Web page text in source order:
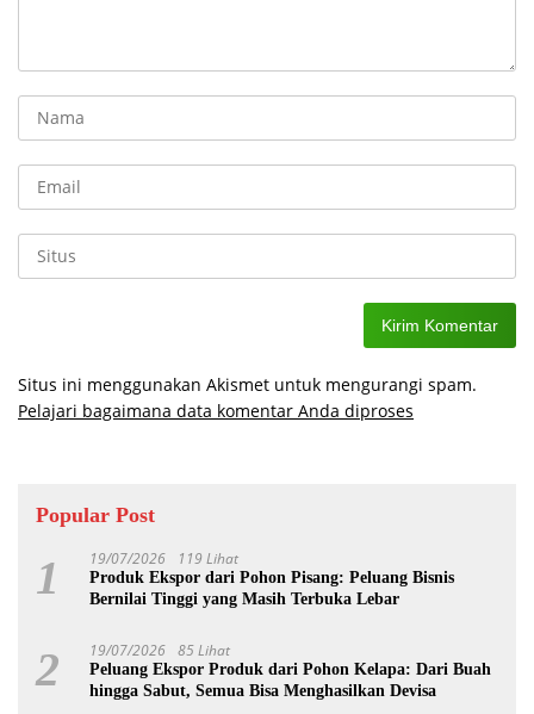
Situs ini menggunakan Akismet untuk mengurangi spam.
Pelajari bagaimana data komentar Anda diproses
Popular Post
1 19/07/2026 119 Lihat
Produk Ekspor dari Pohon Pisang: Peluang Bisnis
Bernilai Tinggi yang Masih Terbuka Lebar
2 19/07/2026 85 Lihat
Peluang Ekspor Produk dari Pohon Kelapa: Dari Buah
hingga Sabut, Semua Bisa Menghasilkan Devisa